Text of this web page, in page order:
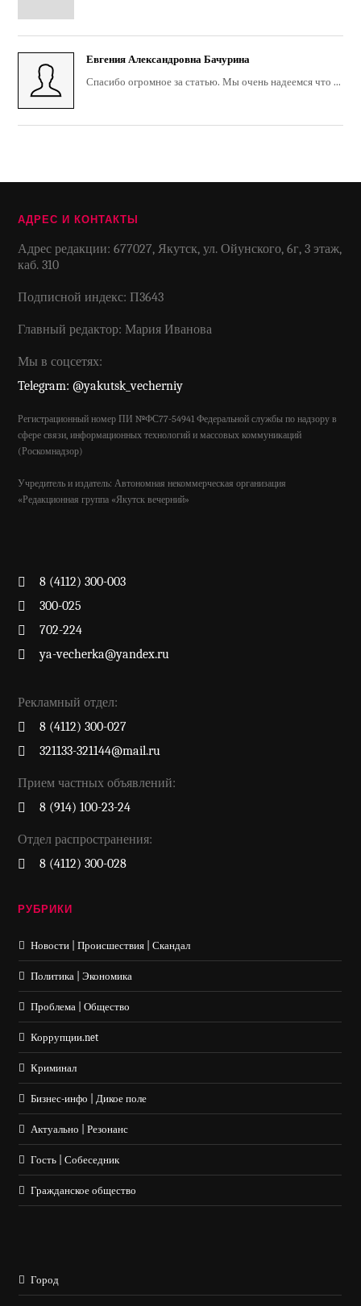
Евгения Александровна Бачурина
Спасибо огромное за статью. Мы очень надеемся что ...
АДРЕС И КОНТАКТЫ
Адрес редакции: 677027, Якутск, ул. Ойунского, 6г, 3 этаж,
каб. 310
Подписной индекс: П3643
Главный редактор: Мария Иванова
Мы в соцсетях:
Telegram: @yakutsk_vecherniy
Регистрационный номер ПИ №ФС77-54941 Федеральной службы по надзору в
сфере связи, информационных технологий и массовых коммуникаций
(Роскомнадзор)
Учредитель и издатель: Автономная некоммерческая организация
«Редакционная группа «Якутск вечерний»
8 (4112) 300-003
300-025
702-224
ya-vecherka@yandex.ru
Рекламный отдел:
8 (4112) 300-027
321133-321144@mail.ru
Прием частных объявлений:
8 (914) 100-23-24
Отдел распространения:
8 (4112) 300-028
РУБРИКИ
Новости | Происшествия | Скандал
Политика | Экономика
Проблема | Общество
Коррупции.net
Криминал
Бизнес-инфо | Дикое поле
Актуально | Резонанс
Гость | Собеседник
Гражданское общество
Город